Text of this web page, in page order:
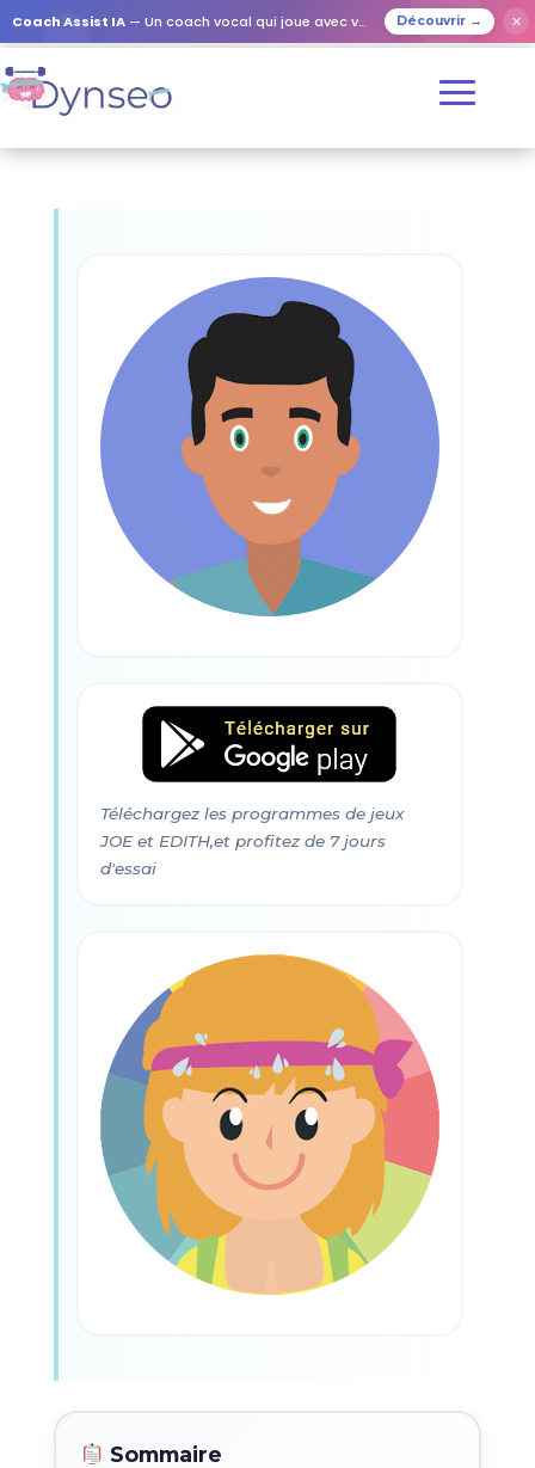
Coach Assist IA — Un coach vocal qui joue avec vos proches Découvrir → ✕
Téléchargez les programmes de jeux
JOE et EDITH,et profitez de 7 jours
d'essai
Sommaire